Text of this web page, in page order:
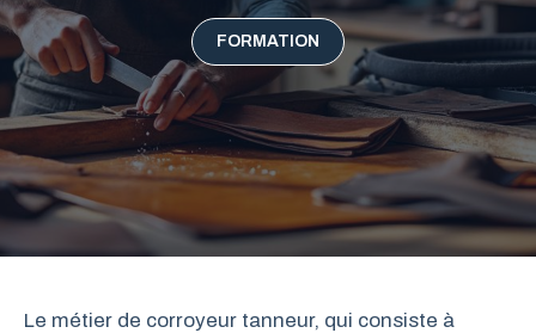
FORMATION
Le métier de corroyeur tanneur, qui consiste à